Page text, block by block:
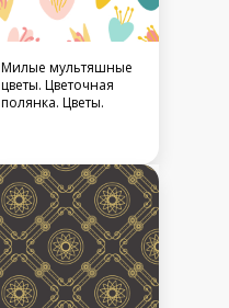
Милые мультяшные
цветы. Цветочная
полянка. Цветы.